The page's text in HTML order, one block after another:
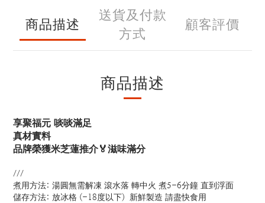
商品描述
送貨及付款
方式
顧客評價
商品描述
享聚福元 啖啖滿足
真材實料
品牌榮獲米芝蓮推介🏅滋味滿分
///
煮用方法: 湯圓無需解凍 滾水落 轉中火 煮5-6分鐘 直到浮面
儲存方法: 放冰格 (-18度以下) 新鮮製造 請盡快食用